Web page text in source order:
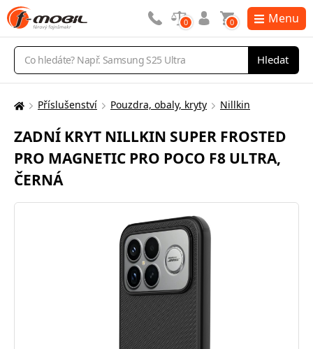
Vyhledávání
Hledat
0 0 Menu
Zde
nacházíte:
Příslušenství Pouzdra, obaly, kryty Nillkin
ZADNÍ KRYT NILLKIN SUPER FROSTED
PRO MAGNETIC PRO POCO F8 ULTRA,
ČERNÁ